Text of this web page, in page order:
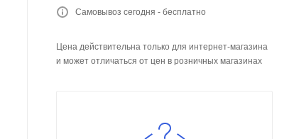
Самовывоз сегодня - бесплатно
Цена действительна только для интернет-магазина
и может отличаться от цен в розничных магазинах